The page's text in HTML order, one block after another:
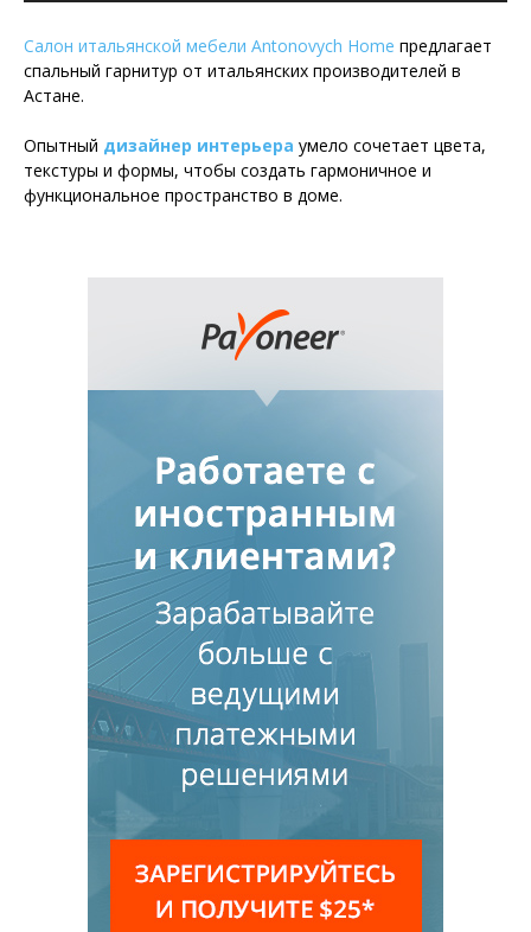
Салон итальянской мебели Antonovych Home предлагает
спальный гарнитур от итальянских производителей в
Астане.
Опытный дизайнер интерьера умело сочетает цвета,
текстуры и формы, чтобы создать гармоничное и
функциональное пространство в доме.